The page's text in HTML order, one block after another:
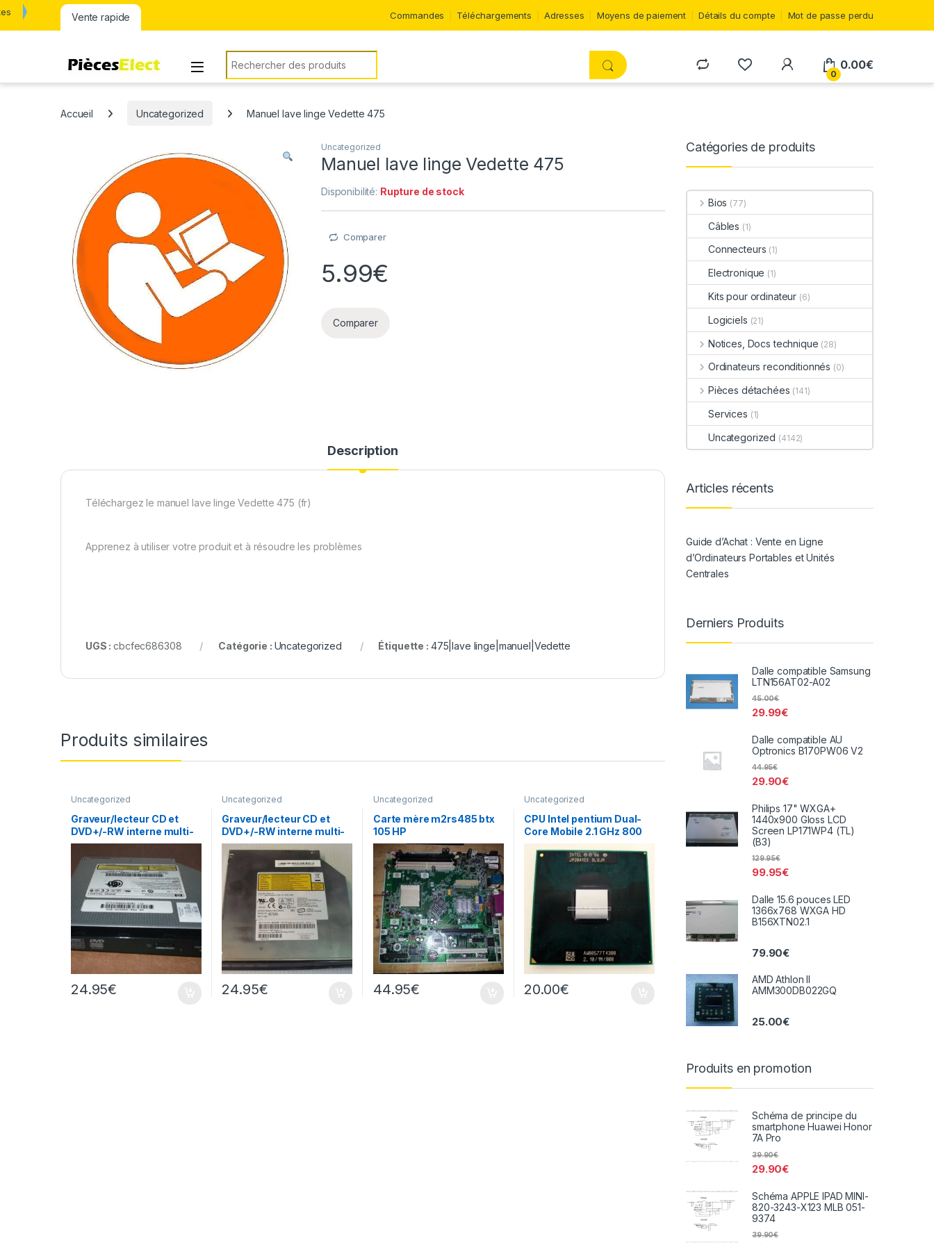
Vente rapide Commandes Téléchargements Adresses Moyens de paiement Détails du compte Mot de passe perdu
Rechercher:
0
0.00€
Accueil Uncategorized Manuel lave linge Vedette 475
Uncategorized
Manuel lave linge Vedette 475
Disponibilité: Rupture de stock
Comparer
5.99€
Comparer
Description
Téléchargez le manuel lave linge Vedette 475 (fr)
Apprenez à utiliser votre produit et à résoudre les problèmes
UGS :cbcfec686308 Catégorie : Uncategorized Étiquette : 475|lave linge|manuel|Vedette
Produits similaires
Uncategorized
Graveur/lecteur CD et
DVD+/-RW interne multi-
recorder portable TS-
L632
24.95€
Uncategorized
Graveur/lecteur CD et
DVD+/-RW interne multi-
recorder portable AD-
7530A
24.95€
Uncategorized
Carte mère m2rs485 btx
105 HP
44.95€
Uncategorized
CPU Intel pentium Dual-
Core Mobile 2.1 GHz 800
MHz
20.00€
Catégories de produits
Bios (77)
Câbles (1)
Connecteurs (1)
Electronique (1)
Kits pour ordinateur (6)
Logiciels (21)
Notices, Docs technique (28)
Ordinateurs reconditionnés (0)
Pièces détachées (141)
Services (1)
Uncategorized (4142)
Articles récents
Guide d’Achat : Vente en Ligne
d’Ordinateurs Portables et Unités
Centrales
Derniers Produits
Dalle compatible Samsung
LTN156AT02-A02
29.99€
45.00€
Dalle compatible AU
Optronics B170PW06 V2
29.90€
44.95€
Philips 17" WXGA+
1440x900 Gloss LCD
Screen LP171WP4 (TL)
(B3)
99.95€
129.95€
Dalle 15.6 pouces LED
1366x768 WXGA HD
B156XTN02.1
79.90€
AMD Athlon II
AMM300DB022GQ
25.00€
Produits en promotion
Schéma de principe du
smartphone Huawei Honor
7A Pro
29.90€
39.90€
Schéma APPLE IPAD MINI-
820-3243-X123 MLB 051-
9374
39.90€